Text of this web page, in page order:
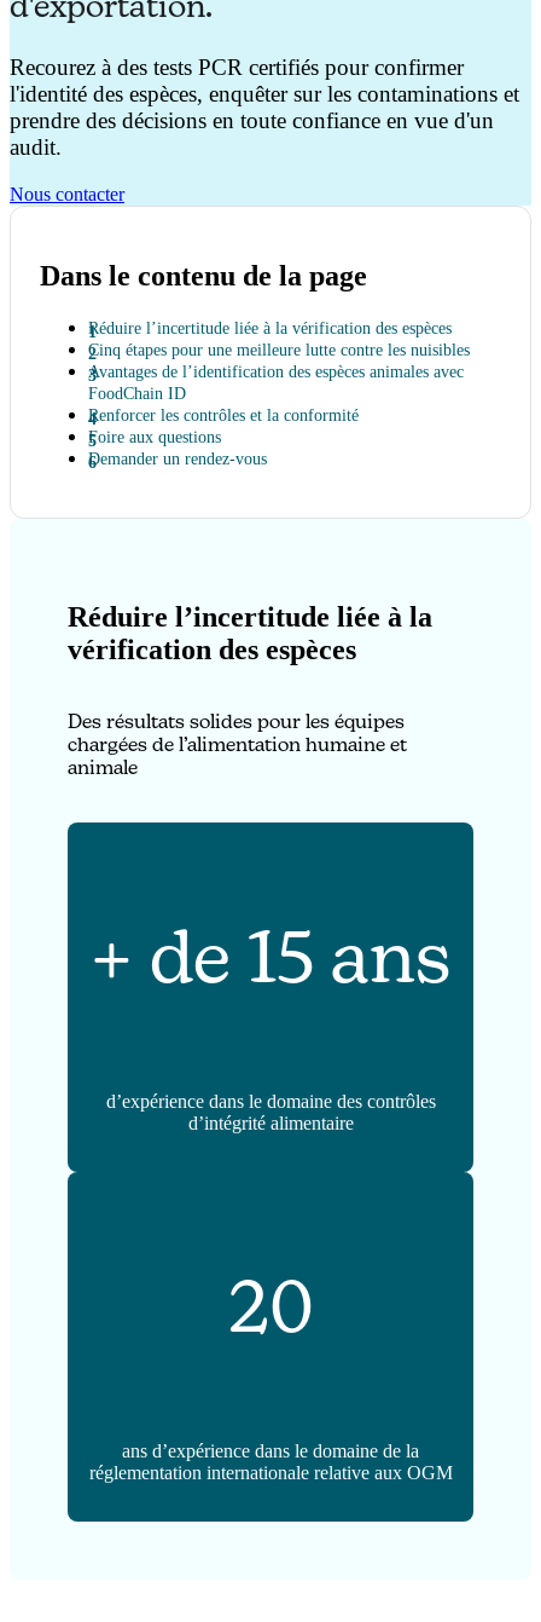
Recourez à des tests PCR certifiés pour confirmer
l'identité des espèces, enquêter sur les contaminations et
prendre des décisions en toute confiance en vue d'un
audit.
Nous contacter
Dans le contenu de la page
Réduire l’incertitude liée à la vérification des espèces
Cinq étapes pour une meilleure lutte contre les nuisibles
Avantages de l’identification des espèces animales avec
FoodChain ID
Renforcer les contrôles et la conformité
Foire aux questions
Demander un rendez-vous
Réduire l’incertitude liée à la
vérification des espèces
Des résultats solides pour les équipes
chargées de l’alimentation humaine et
animale
+ de 15 ans
d’expérience dans le domaine des contrôles
d’intégrité alimentaire
20
ans d’expérience dans le domaine de la
réglementation internationale relative aux OGM